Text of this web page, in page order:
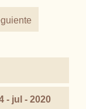
- jul - 2020